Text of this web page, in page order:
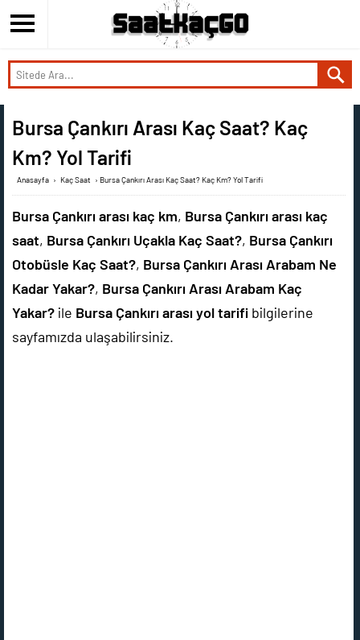
Bursa Çankırı Arası Kaç Saat? Kaç
Km? Yol Tarifi
Anasayfa › Kaç Saat › Bursa Çankırı Arası Kaç Saat? Kaç Km? Yol Tarifi
Bursa Çankırı arası kaç km, Bursa Çankırı arası kaç
saat, Bursa Çankırı Uçakla Kaç Saat?, Bursa Çankırı
Otobüsle Kaç Saat?, Bursa Çankırı Arası Arabam Ne
Kadar Yakar?, Bursa Çankırı Arası Arabam Kaç
Yakar? ile Bursa Çankırı arası yol tarifi bilgilerine
sayfamızda ulaşabilirsiniz.